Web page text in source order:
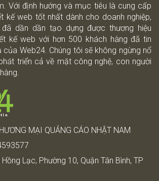
Với định hướng và mục tiêu là cung cấp
kế web tốt nhất dành cho doanh nghiệp,
dần dần tạo dựng được thương hiệu
kế web với hơn 500 khách hàng đã tin
Web24. Chúng tôi sẽ không ngừng nổ
triển cả về mặt công nghệ, con người
MẠI QUẢNG CÁO NHẬT NAM
Lạc, Phường 10, Quận Tân Bình, TP